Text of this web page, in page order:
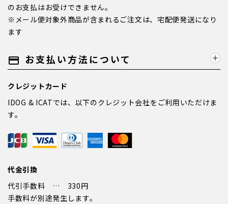
のお支払はお受けできません。
※メール便対象外商品が含まれるご注文は、宅配便発送になり
ます
payment お支払い方法について
クレジットカード
IDOG & ICATでは、以下のクレジット会社をご利用いただけま
す。
代金引換
代引手数料 … 330円
手数料が別途発生します。